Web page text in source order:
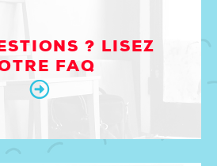
? LISEZ
FAQ